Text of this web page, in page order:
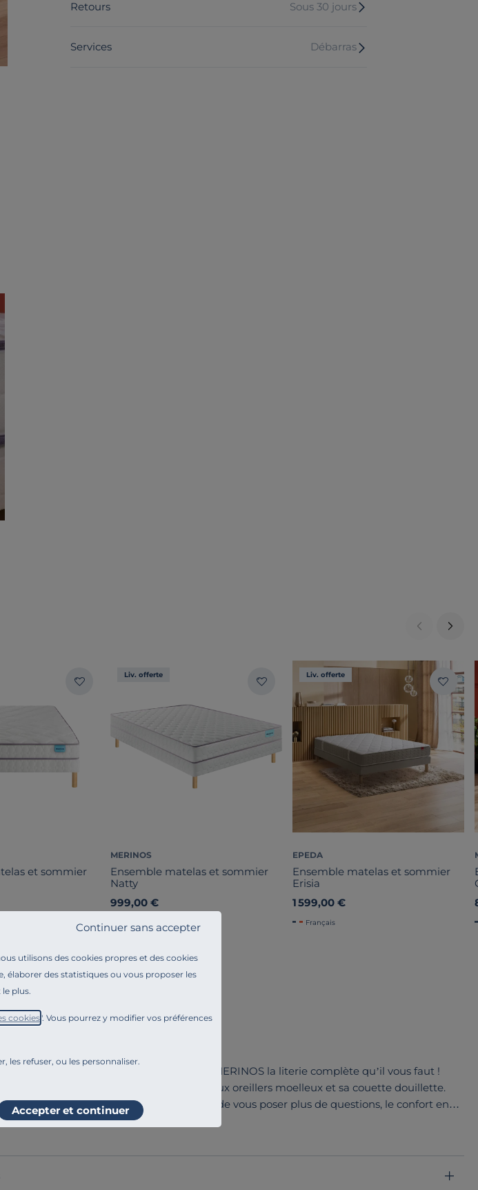
utilisons des cookies propres et des cookies
des statistiques ou vous proposer les
plus.
cookies". Vous pourrez y modifier vos préférences
les refuser, ou les personnaliser.
Continuer sans accepter
Accepter et continuer
Retours Sous 30 jours
Services Débarras
et sommier
Liv. offerte
MERINOS
Ensemble matelas et sommier
Natty
999,00 €
Liv. offerte
EPEDA
Ensemble matelas et sommier
Erisia
1 599,00 €
Français
vous un ensemble parfait, le Super Natty MERINOS la literie complète qu’il vous faut !
de son sommier, pieds, matelas, deux oreillers moelleux et sa couette douillette.
pour vous simplifier la vie, pas besoin de vous poser plus de questions, le confort en
massif d’épicéa vous assure une qualité au top et un produit robuste.
ensachés au soutien ferme, un accueil tonique avec deux faces de couchage et tout ça
actives.